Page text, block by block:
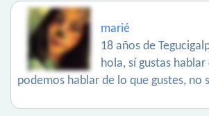
marié
18 años de
hola, sí gustas
podemos hablar de lo que gustes, no